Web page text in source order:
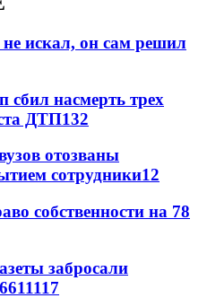
искал, он сам решил
сбил насмерть трех
ДТП132
отозваны
сотрудники12
собственности на 78
забросали
11117